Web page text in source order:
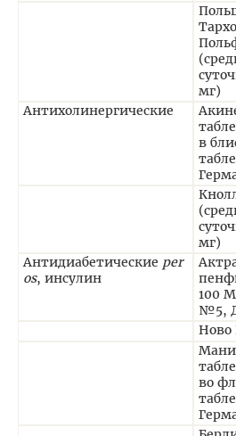
мг)
Антихолинергические
в
мг)
Антидиабетические per
os, инсулин
100
№5,
Ново
во